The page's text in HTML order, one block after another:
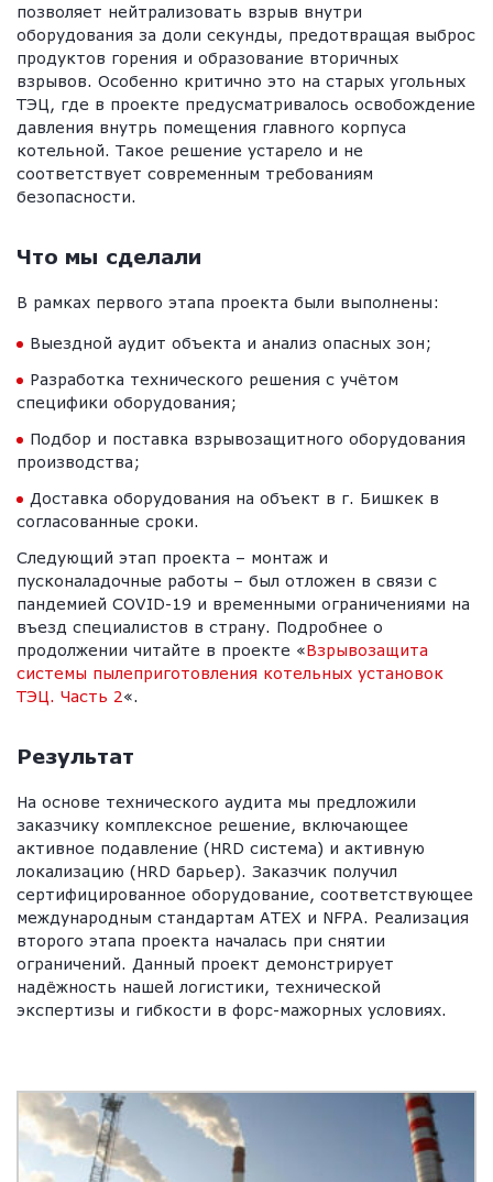
позволяет нейтрализовать взрыв внутри
оборудования за доли секунды, предотвращая выброс
продуктов горения и образование вторичных
взрывов. Особенно критично это на старых угольных
ТЭЦ, где в проекте предусматривалось освобождение
давления внутрь помещения главного корпуса
котельной. Такое решение устарело и не
соответствует современным требованиям
безопасности.
Что мы сделали
В рамках первого этапа проекта были выполнены:
Выездной аудит объекта и анализ опасных зон;
Разработка технического решения с учётом
специфики оборудования;
Подбор и поставка взрывозащитного оборудования
производства;
Доставка оборудования на объект в г. Бишкек в
согласованные сроки.
Следующий этап проекта – монтаж и
пусконаладочные работы – был отложен в связи с
пандемией COVID-19 и временными ограничениями на
въезд специалистов в страну. Подробнее о
продолжении читайте в проекте «Взрывозащита
системы пылеприготовления котельных установок
ТЭЦ. Часть 2«.
Результат
На основе технического аудита мы предложили
заказчику комплексное решение, включающее
активное подавление (HRD система) и активную
локализацию (HRD барьер). Заказчик получил
сертифицированное оборудование, соответствующее
международным стандартам ATEX и NFPA. Реализация
второго этапа проекта началась при снятии
ограничений. Данный проект демонстрирует
надёжность нашей логистики, технической
экспертизы и гибкости в форс-мажорных условиях.